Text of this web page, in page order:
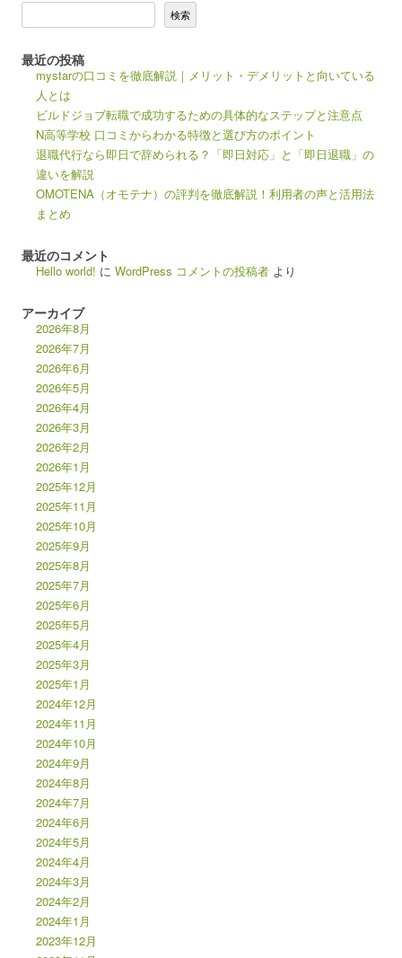
検索
最近の投稿
mystarの口コミを徹底解説｜メリット・デメリットと向いている
人とは
ビルドジョブ転職で成功するための具体的なステップと注意点
N高等学校 口コミからわかる特徴と選び方のポイント
退職代行なら即日で辞められる？「即日対応」と「即日退職」の
違いを解説
OMOTENA（オモテナ）の評判を徹底解説！利用者の声と活用法
まとめ
最近のコメント
Hello world! に WordPress コメントの投稿者 より
アーカイブ
2026年8月
2026年7月
2026年6月
2026年5月
2026年4月
2026年3月
2026年2月
2026年1月
2025年12月
2025年11月
2025年10月
2025年9月
2025年8月
2025年7月
2025年6月
2025年5月
2025年4月
2025年3月
2025年1月
2024年12月
2024年11月
2024年10月
2024年9月
2024年8月
2024年7月
2024年6月
2024年5月
2024年4月
2024年3月
2024年2月
2024年1月
2023年12月